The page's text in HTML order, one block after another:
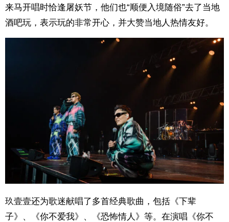
来马开唱时恰逢屠妖节，他们也“顺便入境随俗”去了当地
酒吧玩，表示玩的非常开心，并大赞当地人热情友好。
玖壹壹还为歌迷献唱了多首经典歌曲，包括《下辈
子》、《你不爱我》、《恐怖情人》等。在演唱《你不